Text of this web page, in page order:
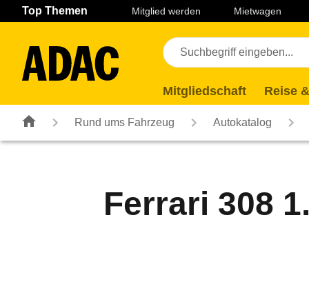
Navigation Seiteninhalt Fußzeile
Top Themen Mitglied werden Mietwagen
Mitgliedschaft Reise
Rund ums Fahrzeug Autokatalog
Ferrari 308